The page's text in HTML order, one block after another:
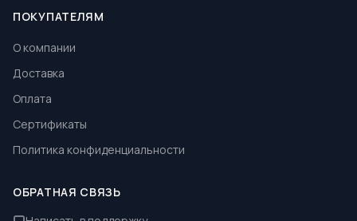
ПОКУПАТЕЛЯМ
О компании
Доставка
Оплата
Сертификаты
Политика конфиденциальности
ОБРАТНАЯ СВЯЗЬ